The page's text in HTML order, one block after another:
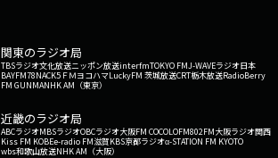
関東のラジオ局
TBSラジオ文化放送ニッポン放送interfmTOKYO FMJ-WAVEラジオ日本
BAYFM78NACK5 ＦＭヨコハマLuckyFM 茨城放送CRT栃木放送RadioBerry
FM GUNMANHK AM（東京）
近畿のラジオ局
ABCラジオMBSラジオOBCラジオ大阪FM COCOLOFM802FM大阪ラジオ関西
Kiss FM KOBEe-radio FM滋賀KBS京都ラジオα-STATION FM KYOTO
wbs和歌山放送NHK AM（大阪）